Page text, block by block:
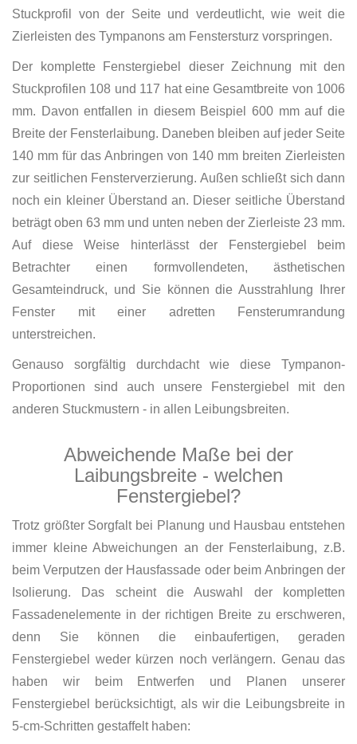
Stuckprofil von der Seite und verdeutlicht, wie weit die
Zierleisten des Tympanons am Fenstersturz vorspringen.
Der komplette Fenstergiebel dieser Zeichnung mit den
Stuckprofilen 108 und 117 hat eine Gesamtbreite von 1006
mm. Davon entfallen in diesem Beispiel 600 mm auf die
Breite der Fensterlaibung. Daneben bleiben auf jeder Seite
140 mm für das Anbringen von 140 mm breiten Zierleisten
zur seitlichen Fensterverzierung. Außen schließt sich dann
noch ein kleiner Überstand an. Dieser seitliche Überstand
beträgt oben 63 mm und unten neben der Zierleiste 23 mm.
Auf diese Weise hinterlässt der Fenstergiebel beim
Betrachter einen formvollendeten, ästhetischen
Gesamteindruck, und Sie können die Ausstrahlung Ihrer
Fenster mit einer adretten Fensterumrandung
unterstreichen.
Genauso sorgfältig durchdacht wie diese Tympanon-
Proportionen sind auch unsere Fenstergiebel mit den
anderen Stuckmustern - in allen Leibungsbreiten.
Abweichende Maße bei der
Laibungsbreite - welchen
Fenstergiebel?
Trotz größter Sorgfalt bei Planung und Hausbau entstehen
immer kleine Abweichungen an der Fensterlaibung, z.B.
beim Verputzen der Hausfassade oder beim Anbringen der
Isolierung. Das scheint die Auswahl der kompletten
Fassadenelemente in der richtigen Breite zu erschweren,
denn Sie können die einbaufertigen, geraden
Fenstergiebel weder kürzen noch verlängern. Genau das
haben wir beim Entwerfen und Planen unserer
Fenstergiebel berücksichtigt, als wir die Leibungsbreite in
5-cm-Schritten gestaffelt haben: